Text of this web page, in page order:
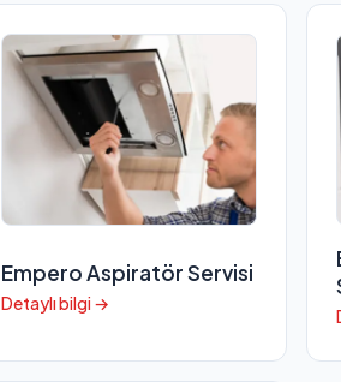
Empero Aspiratör Servisi
Detaylı bilgi →